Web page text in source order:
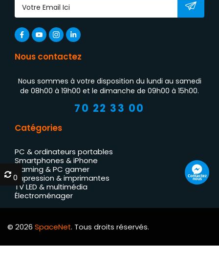
Nous contactez
Nous sommes à votre disposition du lundi au samedi
de 08h00 à 19h00 et le dimanche de 09h00 à 15h00.
70 22 33 00
Catégories
PC & ordinateurs portables
Smartphones & iPhone
Gaming & PC gamer
Impression & imprimantes
TV LED & multimédia
Électroménager
© 2026 SpaceNet. Tous droits réservés.
Contactez
nous
0
0